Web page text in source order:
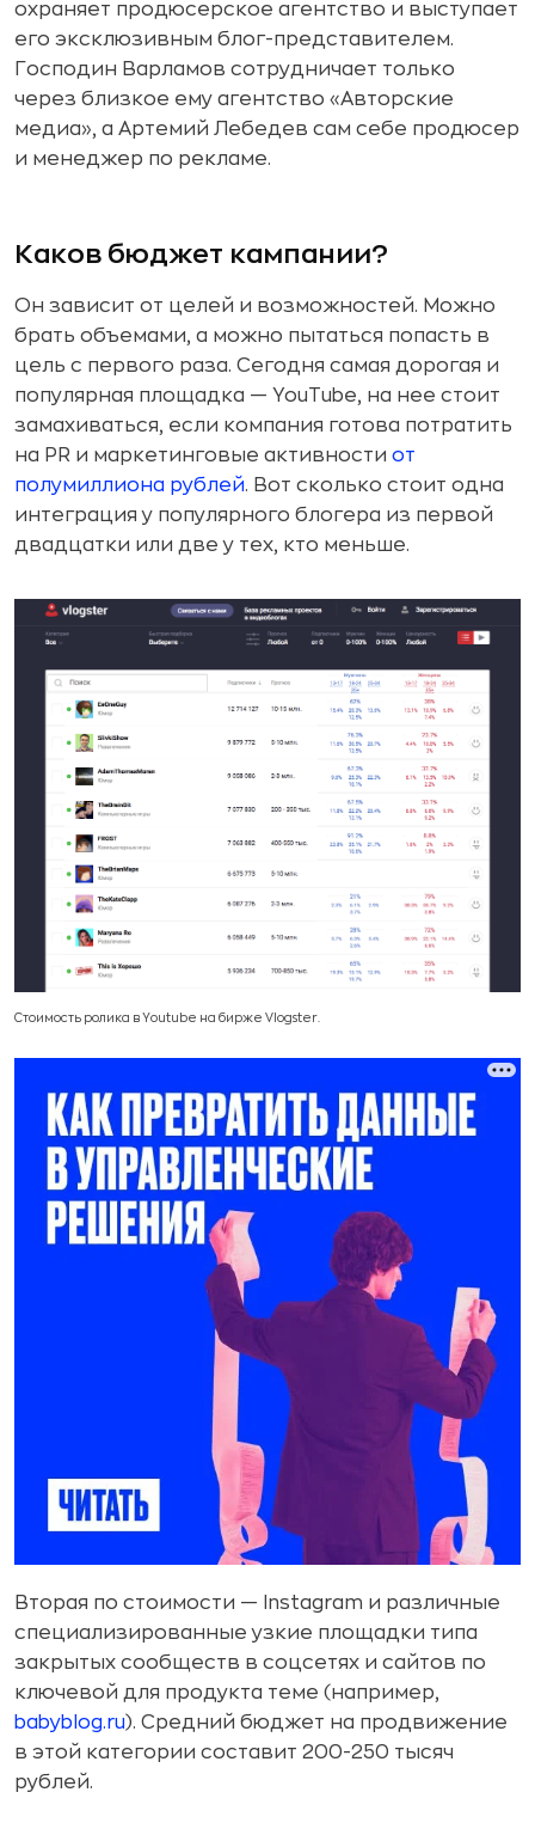
охраняет продюсерское агентство и выступает
его эксклюзивным блог-представителем.
Господин Варламов сотрудничает только
через близкое ему агентство «Авторские
медиа», а Артемий Лебедев сам себе продюсер
и менеджер по рекламе.
Каков бюджет кампании?
Он зависит от целей и возможностей. Можно
брать объемами, а можно пытаться попасть в
цель с первого раза. Сегодня самая дорогая и
популярная площадка — YouTube, на нее стоит
замахиваться, если компания готова потратить
на PR и маркетинговые активности от
полумиллиона рублей. Вот сколько стоит одна
интеграция у популярного блогера из первой
двадцатки или две у тех, кто меньше.
Стоимость ролика в Youtube на бирже Vlogster.
Вторая по стоимости — Instagram и различные
специализированные узкие площадки типа
закрытых сообществ в соцсетях и сайтов по
ключевой для продукта теме (например,
babyblog.ru). Средний бюджет на продвижение
в этой категории составит 200-250 тысяч
рублей.